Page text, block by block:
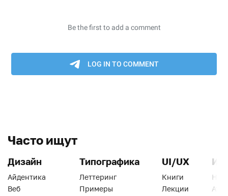
Часто ищут
Дизайн
Айдентика
Веб
Типографика
Леттеринг
Примеры
UI/UX
Книги
Лекции